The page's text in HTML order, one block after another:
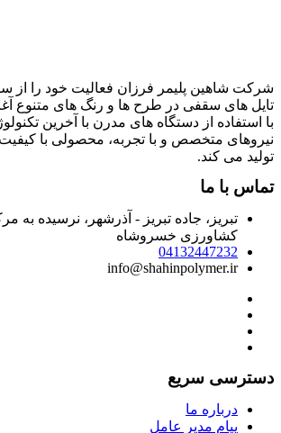
تایل های سقفی در طرح ها و رنگ های متنوع
با استفاده از دستگاه های مدرن با آخرین
نیروهای متخصص و با تجربه، محصولی با
تولید می کند.
تماس با ما
تبریز، جاده تبریز - آذرشهر، نرسیده به
کشاورزی خسروشاه
04132447232
info@shahinpolymer.ir
دسترسی سریع
درباره ما
پیام مدیر عامل